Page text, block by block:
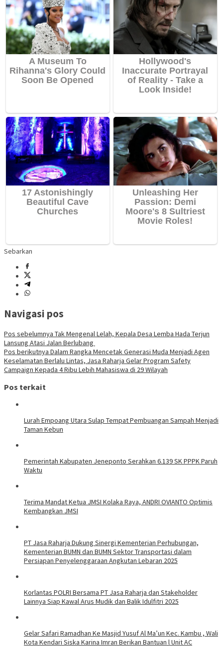
Sebarkan
Navigasi pos
Pos sebelumnya Tak Mengenal Lelah, Kepala Desa Lemba Hada Terjun
Lansung Atasi Jalan Berlubang
Pos berikutnya Dalam Rangka Mencetak Generasi Muda Menjadi Agen
Keselamatan Berlalu Lintas, Jasa Raharja Gelar Program Safety
Campaign Kepada 4 Ribu Lebih Mahasiswa di 29 Wilayah
Pos terkait
Lurah Empoang Utara Sulap Tempat Pembuangan Sampah Menjadi
Taman Kebun
Pemerintah Kabupaten Jeneponto Serahkan 6.139 SK PPPK Paruh
Waktu
Terima Mandat Ketua JMSI Kolaka Raya, ANDRI OVIANTO Optimis
Kembangkan JMSI
PT Jasa Raharja Dukung Sinergi Kementerian Perhubungan,
Kementerian BUMN dan BUMN Sektor Transportasi dalam
Persiapan Penyelenggaraan Angkutan Lebaran 2025
Korlantas POLRI Bersama PT Jasa Raharja dan Stakeholder
Lainnya Siap Kawal Arus Mudik dan Balik Idulfitri 2025
Gelar Safari Ramadhan Ke Masjid Yusuf Al Ma’un Kec. Kambu , Wali
Kota Kendari Siska Karina Imran Berikan Bantuan l Unit AC